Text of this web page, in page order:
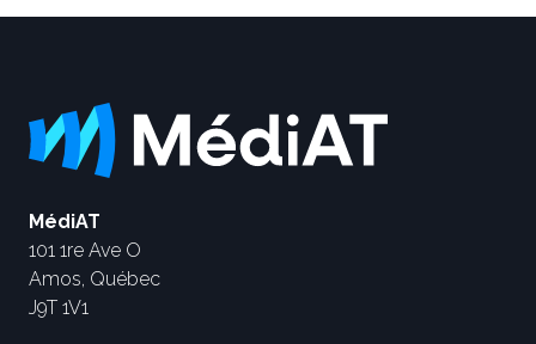
MédiAT
101 1re Ave O
Amos, Québec
J9T 1V1